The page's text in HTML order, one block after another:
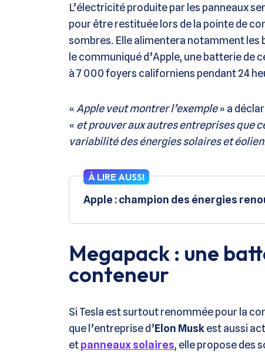
L’électricité produite par les panneaux
pour être restituée lors de la pointe de
sombres. Elle alimentera notamment les
le communiqué d’Apple, une batterie
à 7 000 foyers californiens pendant 24
« Apple veut montrer l’exemple» a
« et prouver aux autres entreprises que
variabilité des énergies solaires et
À LIRE AUSSI
Apple : champion des énergies
Megapack : une
conteneur
Si Tesla est surtout renommée pour la
que l’entreprise d’Elon Muskest aussi
etpanneaux solaires, elle propose des